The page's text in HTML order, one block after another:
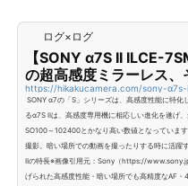
ログ×ログ
【SONY α7S II ILCE-
の超高感度ミラーレス、
レビュー！
SONY α7の「S」シリーズは、高感度性能に特化
るα7S IIは、高感度専用機に相応しい進化を遂げ
SO100～102400とかなり高い数値となっていま
撮影。暗い場所での動画を撮ったりする時に活躍
IIの特長※画像引用元：Sony（https://
げられた高感度性能・暗い場所でも高精度なAF